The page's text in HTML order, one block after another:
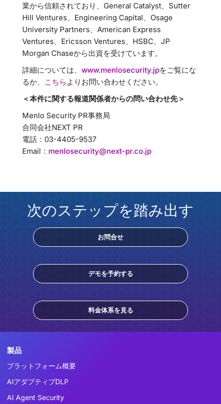
業から信頼されており、General Catalyst、Sutter
Hill Ventures、Engineering Capital、Osage
University Partners、American Express
Ventures、Ericsson Ventures、HSBC、JP
Morgan Chaseから出資を受けています。
詳細については、 www.menlosecurity.jpをご覧にな
るか、
こちら よりお問い合わせください。
＜本件に関する報道関係者からの問い合わせ先＞
Menlo Security PR事務局
合同会社NEXT PR
電話：03-4405-9537
Email： menlosecurity@next-pr.co.jp
次のステップを踏み出す
お問合せ
デモを予約する
料金体系を見る
製品
プラットフォーム概要
AIアダプティブDLP
AI Agent Security